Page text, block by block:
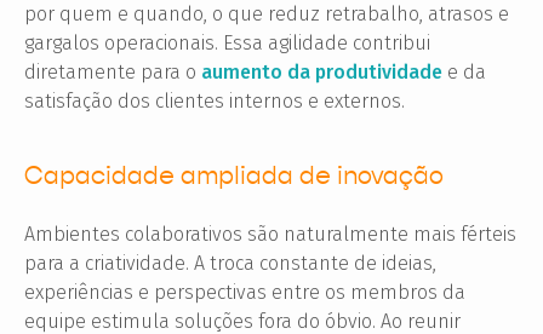
por quem e quando, o que reduz retrabalho, atrasos e
gargalos operacionais. Essa agilidade contribui
diretamente para o aumento da produtividade e da
satisfação dos clientes internos e externos.
Capacidade ampliada de inovação
Ambientes colaborativos são naturalmente mais férteis
para a criatividade. A troca constante de ideias,
experiências e perspectivas entre os membros da
equipe estimula soluções fora do óbvio. Ao reunir